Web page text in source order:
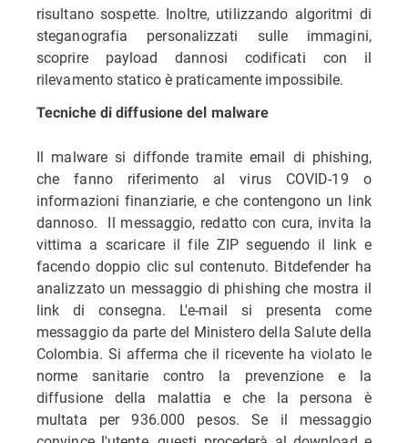
risultano sospette. Inoltre, utilizzando algoritmi di
steganografia personalizzati sulle immagini,
scoprire payload dannosi codificati con il
rilevamento statico è praticamente impossibile.
Tecniche di diffusione del malware
Il malware si diffonde tramite email di phishing,
che fanno riferimento al virus COVID-19 o
informazioni finanziarie, e che contengono un link
dannoso. Il messaggio, redatto con cura, invita la
vittima a scaricare il file ZIP seguendo il link e
facendo doppio clic sul contenuto. Bitdefender ha
analizzato un messaggio di phishing che mostra il
link di consegna. L'e-mail si presenta come
messaggio da parte del Ministero della Salute della
Colombia. Si afferma che il ricevente ha violato le
norme sanitarie contro la prevenzione e la
diffusione della malattia e che la persona è
multata per 936.000 pesos. Se il messaggio